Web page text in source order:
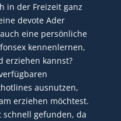
in der Freizeit ganz
devote Ader
eine persönliche
kennenlernen,
erziehen kannst?
ausnutzen,
erziehen möchtest.
schnell gefunden, da